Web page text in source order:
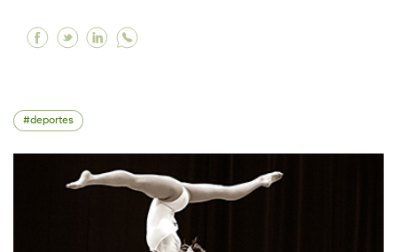
Facebook Su Majestad el Rey Felipe VI hace
Twitter Su Majestad el Rey Felipe VI hace
Linkedin Su Majestad el Rey Felipe VI
deportes